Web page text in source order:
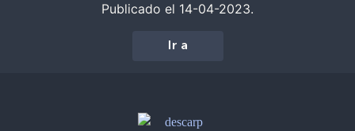
Publicado el 14-04-2023.
Ir a